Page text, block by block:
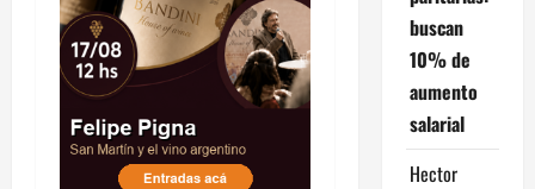
buscan
10% de
aumento
salarial
Hector